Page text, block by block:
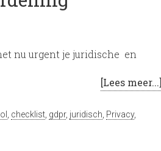
nu urgent je juridische en
[Lees meer...]
checklist gdpr, juridisch Privacy,